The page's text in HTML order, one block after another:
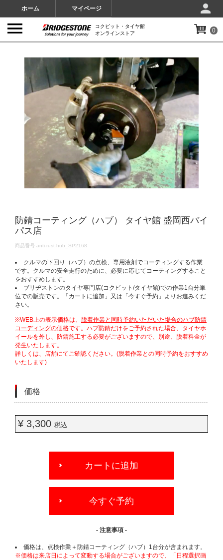
ホーム マイページ
コクピット・タイヤ館
オンラインストア
0
防錆コーティング（ハブ） タイヤ館 盛岡西バイ
パス店
DETAILS
商品番号 anti-rust-hub_SP2168
クルマの下回り（ハブ）の点検、専用液剤でコーティングする作業
です。クルマの安全走行のために、必要に応じてコーティングすること
をおすすめします。
ブリヂストンのタイヤ専門店(コクピット/タイヤ館)での作業1台分単
位での販売です。「カートに追加」又は「今すぐ予約」よりお進みくだ
さい。
※WEB上の表示価格は、
脱着作業と同時予約いただいた場合のハブ防錆
コーディングの価格です。ハブ防錆だけをご予約された場合、タイヤホ
イールを外し、防錆施工する必要がございますので、別途、脱着料金が
発生いたします。
詳しくは、店舗にてご確認ください。(脱着作業との同時予約をおすすめ
いたします)
価格
¥ 3,300 税込
OPTIONS
カートに追加
今すぐ予約
- 注意事項 -
価格は、点検作業＋防錆コーティング（ハブ）1台分が含まれます。
※価格は来店日によって変動する場合がございますので、「日程選択画